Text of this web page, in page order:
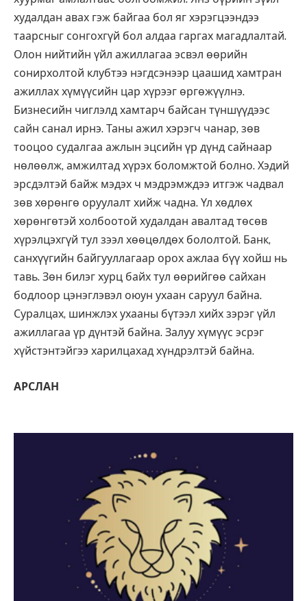
худалдан авах гэж байгаа бол яг хэрэгцээндээ
таарсныг сонгохгүй бол алдаа гаргах магадлалтай.
Олон нийтийн үйл ажиллагаа эсвэл өөрийн
сонирхолтой клубтээ нэгдсэнээр цаашид хамтран
ажиллах хүмүүсийн цар хүрээг өргөжүүлнэ.
Бизнесийн чиглэлд хамтарч байсан түншүүдээс
сайн санал ирнэ. Таны ажил хэрэгч чанар, зөв
тооцоо судалгаа ажлын эцсийн үр дүнд сайнаар
нөлөөлж, амжилтад хүрэх боломжтой болно. Хэдий
эрсдэлтэй байж мэдэх ч мэдрэмждээ итгэж чадвал
зөв хөрөнгө оруулалт хийж чадна. Үл хөдлөх
хөрөнгөтэй холбоотой худалдан авалтад төсөв
хүрэлцэхгүй тул зээл хөөцөлдөх бололтой. Банк,
санхүүгийн байгууллагаар орох ажлаа бүү хойш нь
тавь. Зөн билэг хурц байх тул өөрийгөө сайхан
бодлоор цэнэглэвэл оюун ухаан саруул байна.
Суралцах, шинжлэх ухааны бүтээл хийх зэрэг үйл
ажиллагаа үр дүнтэй байна. Залуу хүмүүс эсрэг
хүйстэнтэйгээ харилцахад хүндрэлтэй байна.
АРСЛАН